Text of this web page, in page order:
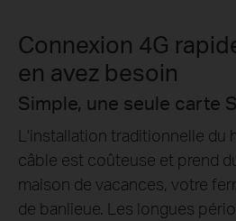
Connexion 4G
en avez besoin
Simple, une seule carte
L'installation traditionnelle du
câble est coûteuse et prend
maison de vacances, votre
de banlieue. Les longues